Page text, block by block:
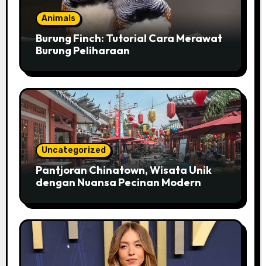
Animals
Burung Finch: Tutorial Cara Merawat
Burung Peliharaan
Uncategorized
Pantjoran Chinatown, Wisata Unik
dengan Nuansa Pecinan Modern